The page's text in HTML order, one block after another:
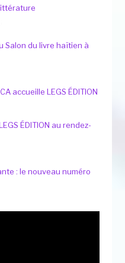
Salon du livre haïtien à
accueille LEGS ÉDITION
ÉDITION au rendez-
: le nouveau numéro